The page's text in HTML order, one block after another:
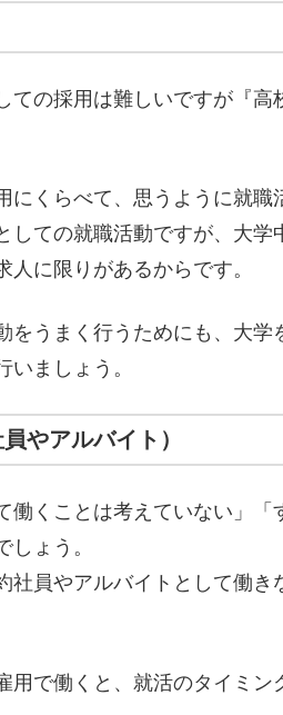
ての採用は難しいですが『
にくらべて、思うように就職
しての就職活動ですが、大
に限りがあるからです。
をうまく行うためにも、大
いましょう。
やアルバイト）
働くことは考えていない」
ょう。
社員やアルバイトとして働
用で働くと、就活のタイミン